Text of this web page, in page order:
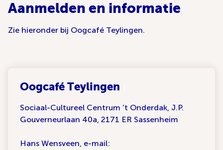
Aanmelden en informatie
Zie hieronder bij Oogcafé Teylingen.
Oogcafé Teylingen
Sociaal-Cultureel Centrum ’t Onderdak, J.P.
Gouverneurlaan 40a, 2171 ER Sassenheim
Hans Wensveen, e-mail: